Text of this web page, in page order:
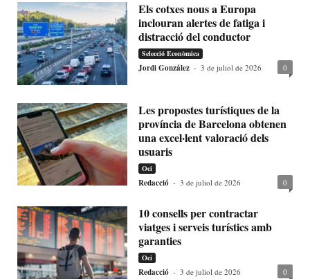
Els cotxes nous a Europa
inclouran alertes de fatiga i
distracció del conductor
Selecció Econòmica
Jordi González - 3 de juliol de 2026 0
Les propostes turístiques de la
província de Barcelona obtenen
una excel·lent valoració dels
usuaris
Oci
Redacció - 3 de juliol de 2026 0
10 consells per contractar
viatges i serveis turístics amb
garanties
Oci
Redacció - 3 de juliol de 2026 0